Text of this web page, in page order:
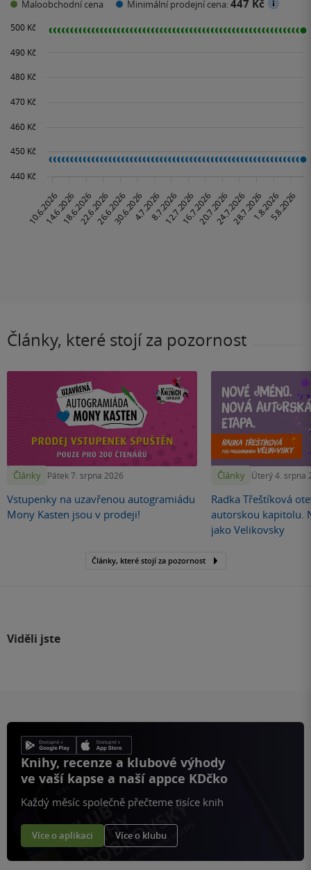
Maloobchodní cena Minimální prodejní cena:447 Kč
Články, které stojí za pozornost
Články Pátek 7. srpna 2026
Vstupenky na uzavřenou autogramiádu
Mony Kasten jsou v prodeji!
Články Úterý 4. srpna
Radka Třeštíková
autorskou kapitolu.
jako Velikovsky
Články, které stojí za pozornost
Viděli jste
Knihy, recenze a klubové výhody
ve vaší kapse a naší appce KDčko
Každý měsíc společně přečteme tisíce knih
Více o aplikaci Více o klubu